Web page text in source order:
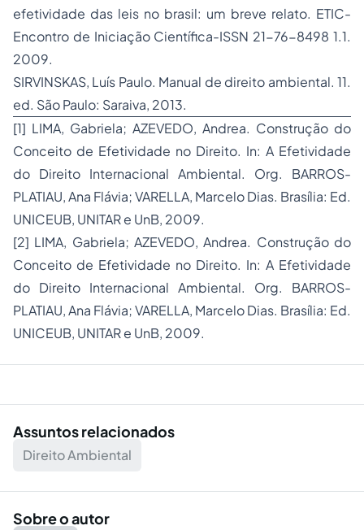
efetividade das leis no brasil: um breve relato. ETIC-
Encontro de Iniciação Científica-ISSN 21-76-8498 1.1.
2009.
SIRVINSKAS, Luís Paulo. Manual de direito ambiental. 11.
ed. São Paulo: Saraiva, 2013.
[1] LIMA, Gabriela; AZEVEDO, Andrea. Construção do
Conceito de Efetividade no Direito. In: A Efetividade
do Direito Internacional Ambiental. Org. BARROS-
PLATIAU, Ana Flávia; VARELLA, Marcelo Dias. Brasília: Ed.
UNICEUB, UNITAR e UnB, 2009.
[2] LIMA, Gabriela; AZEVEDO, Andrea. Construção do
Conceito de Efetividade no Direito. In: A Efetividade
do Direito Internacional Ambiental. Org. BARROS-
PLATIAU, Ana Flávia; VARELLA, Marcelo Dias. Brasília: Ed.
UNICEUB, UNITAR e UnB, 2009.
Assuntos relacionados
Direito Ambiental
Sobre o autor